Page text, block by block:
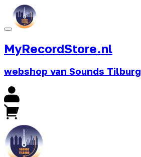
MyRecordStore.nl
webshop van Sounds Tilburg